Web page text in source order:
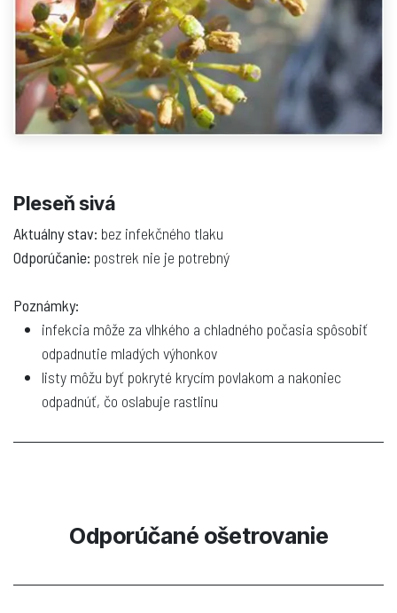
Pleseň sivá
Aktuálny stav: bez infekčného tlaku
Odporúčanie: postrek nie je potrebný
Poznámky:
infekcia môže za vlhkého a chladného počasia spôsobiť
odpadnutie mladých výhonkov
listy môžu byť pokryté krycím povlakom a nakoniec
odpadnúť, čo oslabuje rastlinu
Odporúčané ošetrovanie